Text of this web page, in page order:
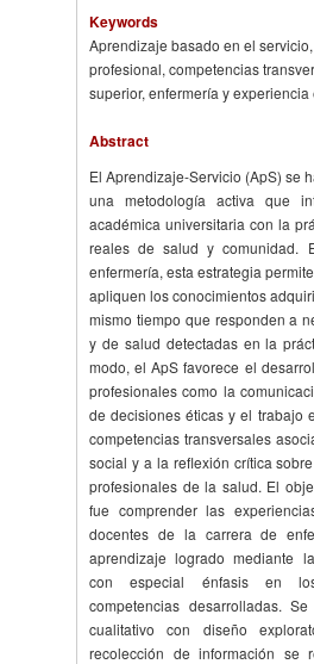
Keywords
Aprendizaje basado en el
profesional, competencias
superior, enfermería y experiencia
Abstract
El Aprendizaje-Servicio (ApS) se
una metodología activa que
académica universitaria con la
reales de salud y comunidad.
enfermería, esta estrategia
apliquen los conocimientos
mismo tiempo que responden a
y de salud detectadas en la
modo, el ApS favorece el
profesionales como la
de decisiones éticas y el trabajo
competencias transversales
social y a la reflexión crítica
profesionales de la salud. El
fue comprender las
docentes de la carrera de
aprendizaje logrado mediante
con especial énfasis en
competencias desarrolladas.
cualitativo con diseño
recolección de información se